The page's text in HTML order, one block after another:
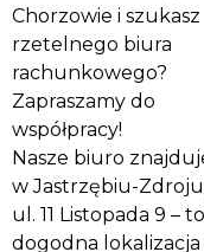
Chorzowie i szukasz
rzetelnego biura
rachunkowego?
Zapraszamy do
współpracy!
Nasze biuro
w Jastrzębiu-
ul. 11 Listopada 9 – to
dogodna lokalizacja